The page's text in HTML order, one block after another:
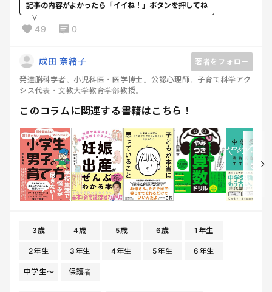
記事の内容がよかったら「イイね！」ボタンを押してね
49 0
成田 奈緒子
著者をフォロー
発達脳科学者。小児科医・医学博士。公認心理師。子育て科学アク
シス代表・文教大学教育学部教授。
このコラムに関連する書籍はこちら！
3歳 4歳 5歳 6歳 1年生
2年生 3年生 4年生 5年生 6年生
中学生〜 保護者